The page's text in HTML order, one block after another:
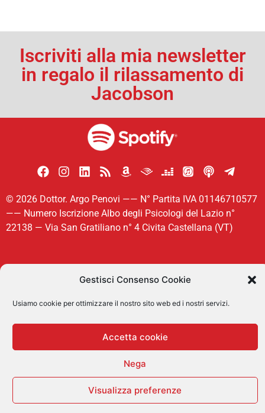
Gestisci Consenso Cookie
Usiamo cookie per ottimizzare il nostro sito web ed i nostri servizi.
Accetta cookie
Nega
Visualizza preferenze
Iscriviti alla mia newsletter
in regalo il rilassamento di
Jacobson
© 2026 Dottor. Argo Penovi —— N° Partita IVA 01146710577
—— Numero Iscrizione Albo degli Psicologi del Lazio n°
22138 — Via San Gratiliano n° 4 Civita Castellana (VT)
Cookie Policy